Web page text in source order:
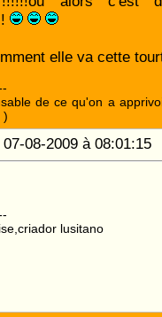
elle va cette
de ce qu'on a
)
08-2009 à
lusitano